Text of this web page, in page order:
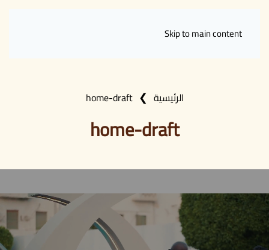
Skip to main content
الرئيسية home-draft
home-draft